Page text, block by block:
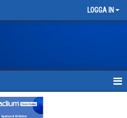
LOGGA IN